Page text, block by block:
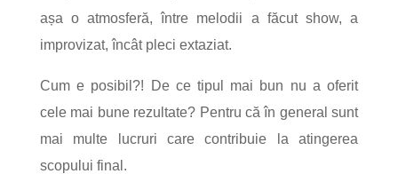
așa o atmosferă, între melodii a făcut show, a
improvizat, încât pleci extaziat.
Cum e posibil?! De ce tipul mai bun nu a oferit
cele mai bune rezultate? Pentru că în general sunt
mai multe lucruri care contribuie la atingerea
scopului final.